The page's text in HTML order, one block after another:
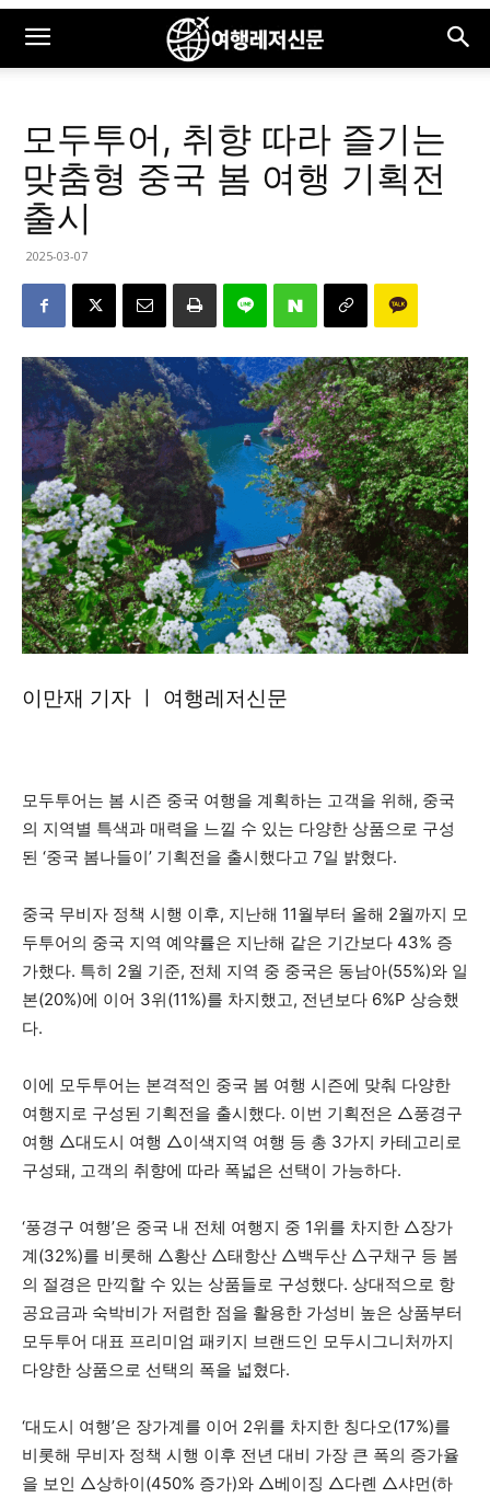
모두투어, 취향 따라 즐기는
맞춤형 중국 봄 여행 기획전
출시
2025-03-07
이만재 기자 ㅣ 여행레저신문
모두투어는 봄 시즌 중국 여행을 계획하는 고객을 위해, 중국
의 지역별 특색과 매력을 느낄 수 있는 다양한 상품으로 구성
된 ‘중국 봄나들이’ 기획전을 출시했다고 7일 밝혔다.
중국 무비자 정책 시행 이후, 지난해 11월부터 올해 2월까지 모
두투어의 중국 지역 예약률은 지난해 같은 기간보다 43% 증
가했다. 특히 2월 기준, 전체 지역 중 중국은 동남아(55%)와 일
본(20%)에 이어 3위(11%)를 차지했고, 전년보다 6%P 상승했
다.
이에 모두투어는 본격적인 중국 봄 여행 시즌에 맞춰 다양한
여행지로 구성된 기획전을 출시했다. 이번 기획전은 △풍경구
여행 △대도시 여행 △이색지역 여행 등 총 3가지 카테고리로
구성돼, 고객의 취향에 따라 폭넓은 선택이 가능하다.
‘풍경구 여행’은 중국 내 전체 여행지 중 1위를 차지한 △장가
계(32%)를 비롯해 △황산 △태항산 △백두산 △구채구 등 봄
의 절경은 만끽할 수 있는 상품들로 구성했다. 상대적으로 항
공요금과 숙박비가 저렴한 점을 활용한 가성비 높은 상품부터
모두투어 대표 프리미엄 패키지 브랜드인 모두시그니처까지
다양한 상품으로 선택의 폭을 넓혔다.
‘대도시 여행’은 장가계를 이어 2위를 차지한 칭다오(17%)를
비롯해 무비자 정책 시행 이후 전년 대비 가장 큰 폭의 증가율
을 보인 △상하이(450% 증가)와 △베이징 △다롄 △샤먼(하